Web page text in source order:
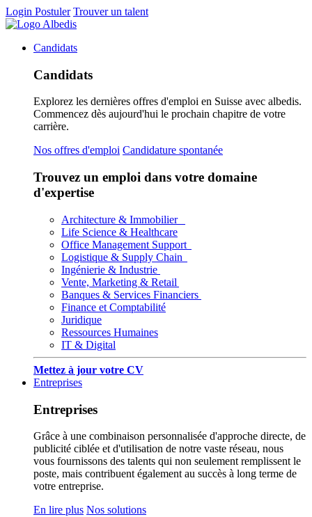
Login Postuler Trouver un talent
Candidats
Candidats
Explorez les dernières offres d'emploi en Suisse avec albedis.
Commencez dès aujourd'hui le prochain chapitre de votre
carrière.
Nos offres d'emploi Candidature spontanée
Trouvez un emploi dans votre domaine
d'expertise
Architecture & Immobilier
Life Science & Healthcare
Office Management Support
Logistique & Supply Chain
Ingénierie & Industrie
Vente, Marketing & Retail
Banques & Services Financiers
Finance et Comptabilité
Juridique
Ressources Humaines
IT & Digital
Mettez à jour votre CV
Entreprises
Entreprises
Grâce à une combinaison personnalisée d'approche directe, de
publicité ciblée et d'utilisation de notre vaste réseau, nous
vous fournissons des talents qui non seulement remplissent le
poste, mais contribuent également au succès à long terme de
votre entreprise.
En lire plus Nos solutions